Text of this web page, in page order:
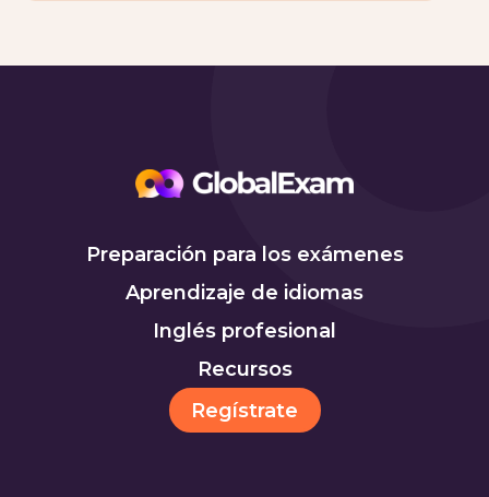
Preparación para los exámenes
Aprendizaje de idiomas
Inglés profesional
Recursos
Regístrate